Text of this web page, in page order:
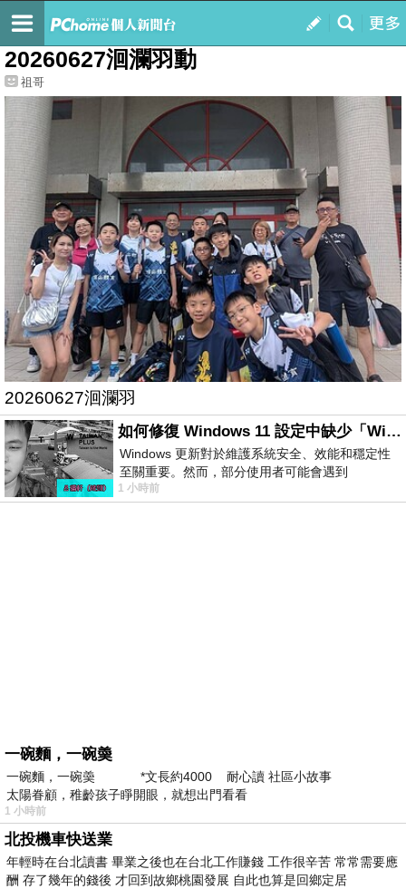
我的
最新文章
20260627洄瀾羽動
祖哥
20260627洄瀾羽
如何修復 Windows 11 設定中缺少「Windows 更新」？
Windows 更新對於維護系統安全、效能和穩定性
至關重要。然而，部分使用者可能會遇到
Windows 11 設定應用程式中缺少「Windows 更
1 小時前
一碗麵，一碗羮
一碗麵，一碗羮 *文長約4000 耐心讀 社區小故事
太陽眷顧，稚齡孩子睜開眼，就想出門看看
1 小時前
北投機車快送業
年輕時在台北讀書 畢業之後也在台北工作賺錢 工作很辛苦 常常需要應
酬 存了幾年的錢後 才回到故鄉桃園發展 自此也算是回鄉定居